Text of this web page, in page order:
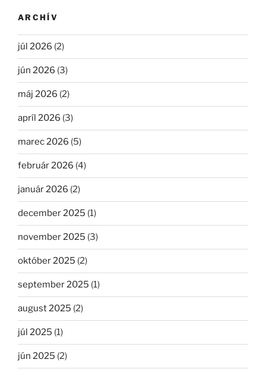
ARCHÍV
júl 2026 (2)
jún 2026 (3)
máj 2026 (2)
apríl 2026 (3)
marec 2026 (5)
február 2026 (4)
január 2026 (2)
december 2025 (1)
november 2025 (3)
október 2025 (2)
september 2025 (1)
august 2025 (2)
júl 2025 (1)
jún 2025 (2)